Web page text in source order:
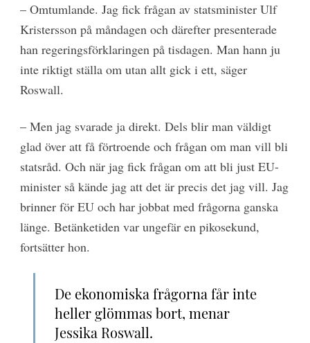
– Omtumlande. Jag fick frågan av statsminister Ulf
Kristersson på måndagen och därefter presenterade
han regeringsförklaringen på tisdagen. Man hann ju
inte riktigt ställa om utan allt gick i ett, säger
Roswall.
– Men jag svarade ja direkt. Dels blir man väldigt
glad över att få förtroende och frågan om man vill bli
statsråd. Och när jag fick frågan om att bli just EU-
minister så kände jag att det är precis det jag vill. Jag
brinner för EU och har jobbat med frågorna ganska
länge. Betänketiden var ungefär en pikosekund,
fortsätter hon.
De ekonomiska frågorna får inte
heller glömmas bort, menar
Jessika Roswall.